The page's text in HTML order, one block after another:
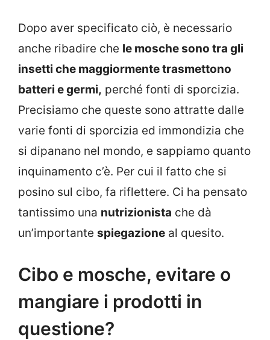
Dopo aver specificato ciò, è necessario
anche ribadire che le mosche sono tra gli
insetti che maggiormente trasmettono
batteri e germi, perché fonti di sporcizia.
Precisiamo che queste sono attratte dalle
varie fonti di sporcizia ed immondizia che
si dipanano nel mondo, e sappiamo quanto
inquinamento c’è. Per cui il fatto che si
posino sul cibo, fa riflettere. Ci ha pensato
tantissimo una nutrizionista che dà
un’importante spiegazione al quesito.
Cibo e mosche, evitare o
mangiare i prodotti in
questione?